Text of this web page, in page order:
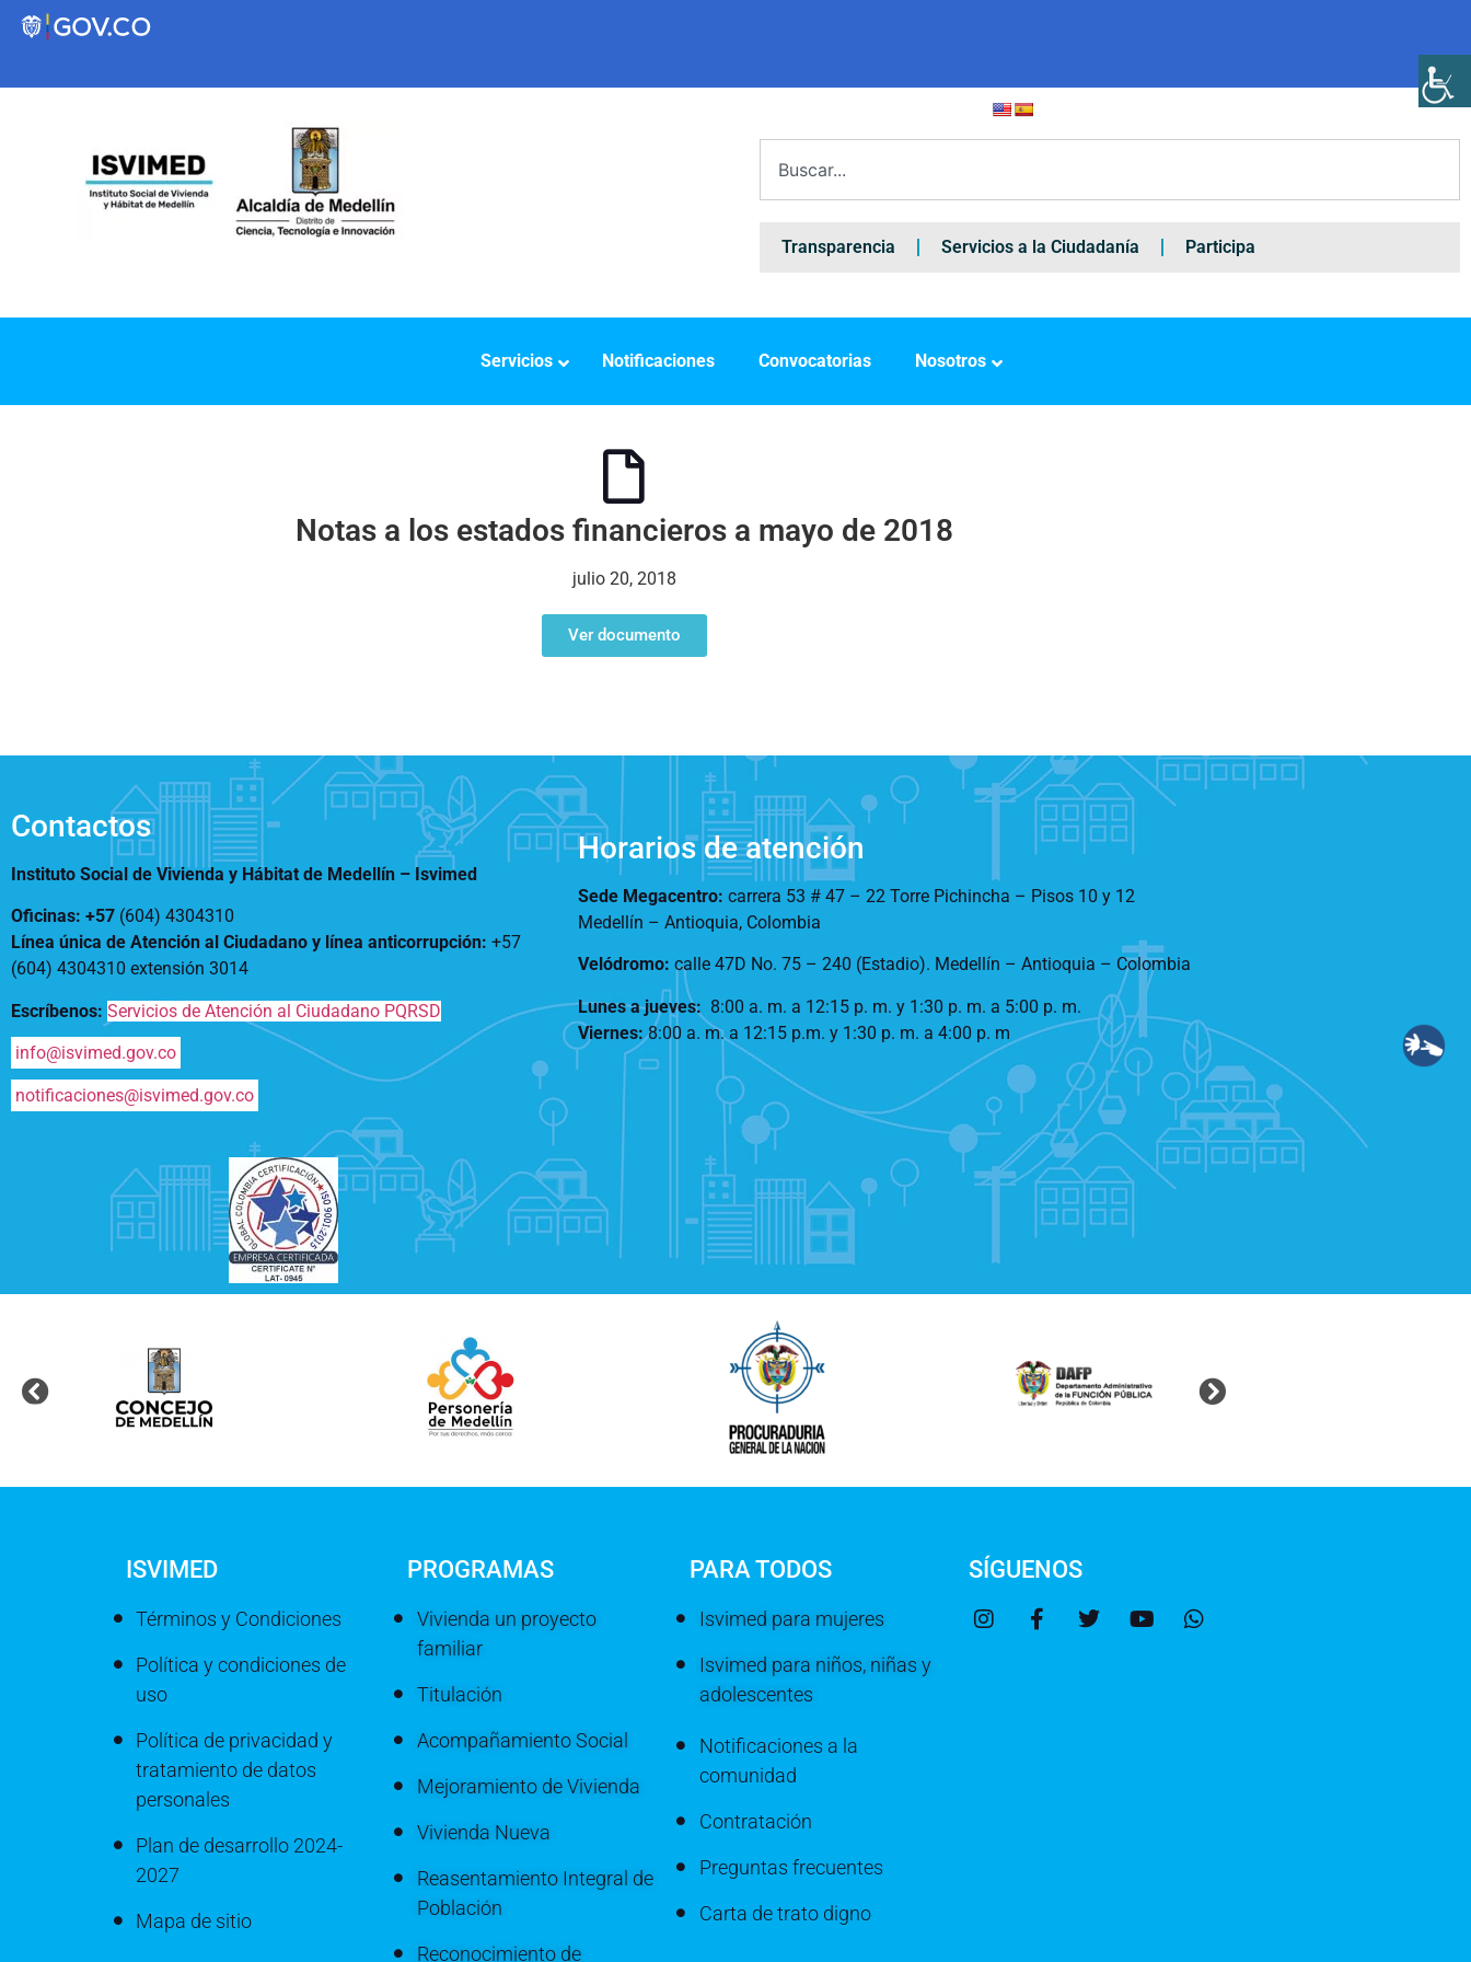
Servicios a la Ciudadanía
OPV-JVC
Contraste
Centro de relevo
Transparencia Servicios a la Ciudadanía Participa
Servicios Notificaciones Convocatorias Nosotros
Notas a los estados financieros a mayo de 2018
julio 20, 2018
Ver documento
Contactos
Instituto Social de Vivienda y Hábitat de Medellín – Isvimed
Oficinas: +57 (604) 4304310
Línea única de Atención al Ciudadano y línea anticorrupción: +57
(604) 4304310 extensión 3014
Escríbenos: Servicios de Atención al Ciudadano PQRSD
info@isvimed.gov.co
notificaciones@isvimed.gov.co
Horarios de atención
Sede Megacentro: carrera 53 # 47 – 22 Torre Pichincha – Pisos 10 y 12
Medellín – Antioquia, Colombia
Velódromo: calle 47D No. 75 – 240 (Estadio). Medellín – Antioquia – Colombia
Lunes a jueves: 8:00 a. m. a 12:15 p. m. y 1:30 p. m. a 5:00 p. m.
Viernes:8:00 a. m. a 12:15 p.m. y 1:30 p. m. a 4:00 p. m
ISVIMED
Términos y Condiciones
Política y condiciones de
uso
Política de privacidad y
tratamiento de datos
personales
Plan de desarrollo 2024-
2027
Mapa de sitio
PROGRAMAS
Vivienda un proyecto
familiar
Titulación
Acompañamiento Social
Mejoramiento de Vivienda
Vivienda Nueva
Reasentamiento Integral de
Población
Reconocimiento de
PARA TODOS
Isvimed para mujeres
Isvimed para niños, niñas y
adolescentes
Notificaciones a la
comunidad
Contratación
Preguntas frecuentes
Carta de trato digno
SÍGUENOS